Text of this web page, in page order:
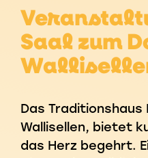
Saal zum
Das
Wallisellen, bietet
das Herz begehrt.